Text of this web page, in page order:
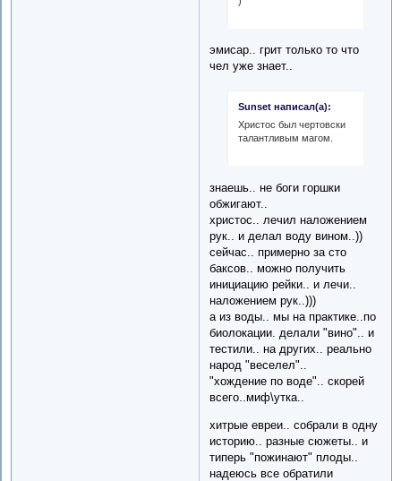
эмисар.. грит только то что
чел уже знает..
Sunset написал(а):
Христос был чертовски
талантливым магом.
знаешь.. не боги горшки
обжигают..
христос.. лечил наложением
рук.. и делал воду вином..))
сейчас.. примерно за сто
баксов.. можно получить
инициацию рейки.. и лечи..
наложением рук..)))
а из воды.. мы на практике..по
биолокации. делали "вино".. и
тестили.. на других.. реально
народ "веселел"..
"хождение по воде".. скорей
всего..миф\утка..
хитрые евреи.. собрали в одну
историю.. разные сюжеты.. и
типерь "пожинают" плоды..
надеюсь все обратили